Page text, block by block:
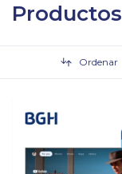
Productos
Ordenar